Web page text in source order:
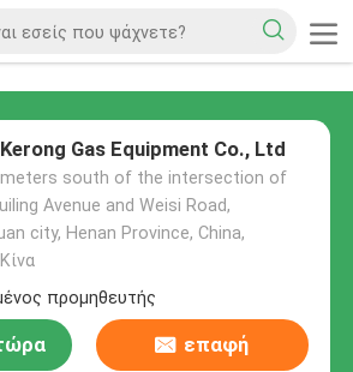
Gas Equipment Co., Ltd
south of the intersection of
Avenue and Weisi Road,
city, Henan Province, China,
προμηθευτής
επαφή